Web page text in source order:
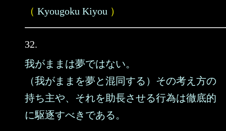
（ Kyougoku Kiyou ）
32.
我がままは夢ではない。
（我がままを夢と混同する）その考え方の
持ち主や、それを助長させる行為は徹底的
に駆逐すべきである。